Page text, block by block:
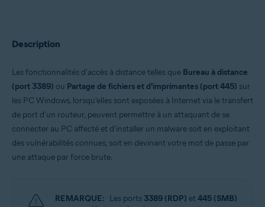
Description
Les fonctionnalités d'accès à distance telles que Bureau à distance
(port 3389) ou Partage de fichiers et d'imprimantes (port 445) sur
les PC Windows, lorsqu'elles sont exposées à Internet via le transfert
de port d'un routeur, peuvent permettre à un attaquant de se
connecter au PC affecté et d'installer un malware soit en exploitant
des vulnérabilités connues, soit en devinant votre mot de passe par
une attaque par force brute.
REMARQUE: Les ports 3389 (RDP) et445 (SMB)